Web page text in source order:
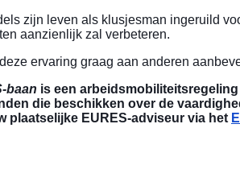
zijn leven als klusjesman ingeruild
aanzienlijk zal verbeteren.
ervaring graag aan anderen
baan is een
die beschikken over de
plaatselijke EURES-adviseur via het